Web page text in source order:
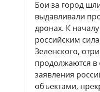
Бои за город
выдавливали
дронах. К
российским
Зеленского,
продолжаются в
заявления
объектами,